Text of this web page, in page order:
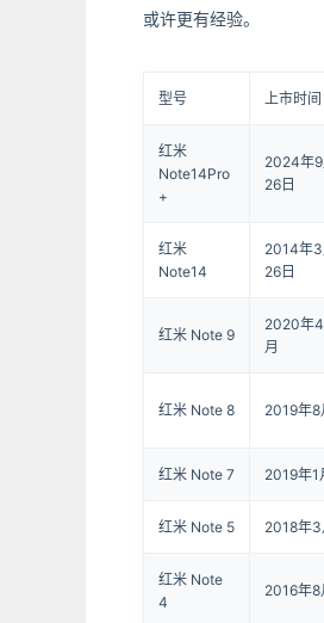
或许更有经验。
型号 上市时间
红米
Note14Pro
+
2024年9
26日
红米
Note14
2014年3
26日
红米 Note 9
2020年4
月
红米 Note 8 2019年8
红米 Note 7 2019年1
红米 Note 5 2018年3
红米 Note
4
2016年8